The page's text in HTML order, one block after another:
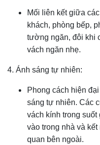
Mối liên kết giữa
khách, phòng bếp,
tường ngăn, đôi khi
vách ngăn nhẹ.
4. Ánh sáng tự nhiên:
Phong cách hiện
sáng tự nhiên. Các
vách kính trong
vào trong nhà và
quan bên ngoài.